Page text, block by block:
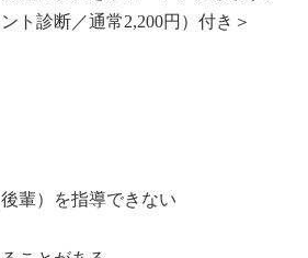
ト診断／通常2,200円）付き＞
輩）を指導できない